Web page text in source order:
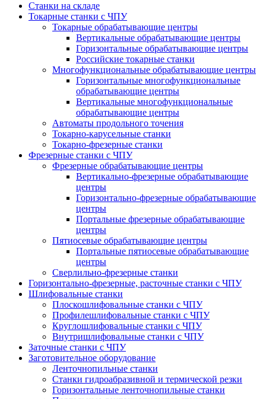
Станки на складе
Токарные станки с ЧПУ
Токарные обрабатывающие центры
Вертикальные обрабатывающие центры
Горизонтальные обрабатывающие центры
Российские токарные станки
Многофункциональные обрабатывающие центры
Горизонтальные многофункциональные
обрабатывающие центры
Вертикальные многофункциональные
обрабатывающие центры
Автоматы продольного точения
Токарно-карусельные станки
Токарно-фрезерные станки
Фрезерные станки с ЧПУ
Фрезерные обрабатывающие центры
Вертикально-фрезерные обрабатывающие
центры
Горизонтально-фрезерные обрабатывающие
центры
Портальные фрезерные обрабатывающие
центры
Пятиосевые обрабатывающие центры
Портальные пятиосевые обрабатывающие
центры
Сверлильно-фрезерные станки
Горизонтально-фрезерные, расточные станки с ЧПУ
Шлифовальные станки
Плоскошлифовальные станки с ЧПУ
Профилешлифовальные станки с ЧПУ
Круглошлифовальные станки с ЧПУ
Внутришлифовальные станки с ЧПУ
Заточные станки с ЧПУ
Заготовительное оборудование
Ленточнопильные станки
Станки гидроабразивной и термической резки
Горизонтальные ленточнопильные станки